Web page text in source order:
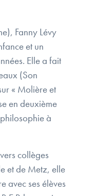
Fanny Lévy
et un
Elle a fait
(Son
« Molière et
en deuxième
à
collèges
et de Metz, elle
avec ses élèves